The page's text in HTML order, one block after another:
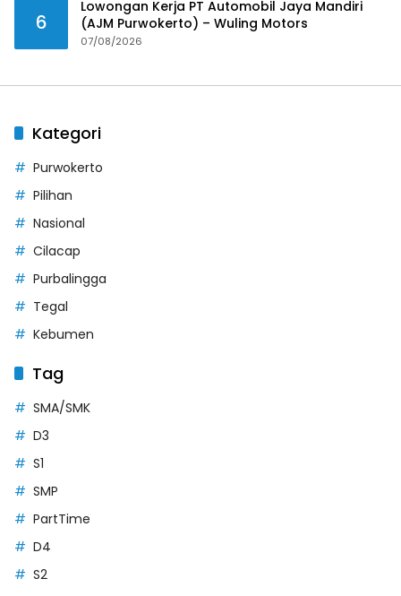
6
Lowongan Kerja PT Automobil Jaya Mandiri
(AJM Purwokerto) – Wuling Motors
07/08/2026
Kategori
Purwokerto
Pilihan
Nasional
Cilacap
Purbalingga
Tegal
Kebumen
Tag
SMA/SMK
D3
S1
SMP
PartTime
D4
S2